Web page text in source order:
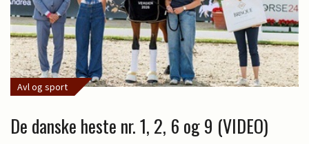
Avl og sport
De danske heste nr. 1, 2, 6 og 9 (VIDEO)